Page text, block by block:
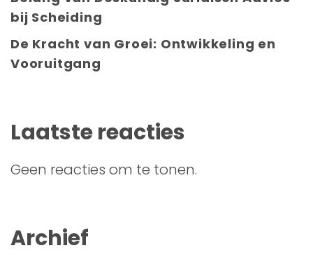
bij Scheiding
De Kracht van Groei: Ontwikkeling en
Vooruitgang
Laatste reacties
Geen reacties om te tonen.
Archief